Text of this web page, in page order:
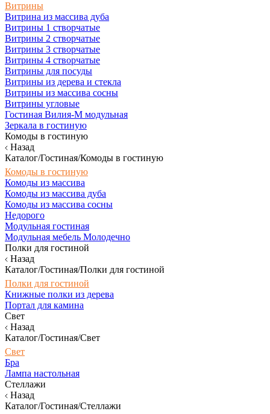
Витрины
Витрина из массива дуба
Витрины 1 створчатые
Витрины 2 створчатые
Витрины 3 створчатые
Витрины 4 створчатые
Витрины для посуды
Витрины из дерева и стекла
Витрины из массива сосны
Витрины угловые
Гостиная Вилия-М модульная
Зеркала в гостиную
Комоды в гостиную
Назад
Каталог/Гостиная/Комоды в гостиную
Комоды в гостиную
Комоды из массива
Комоды из массива дуба
Комоды из массива сосны
Недорого
Модульная гостиная
Модульная мебель Молодечно
Полки для гостиной
Назад
Каталог/Гостиная/Полки для гостиной
Полки для гостиной
Книжные полки из дерева
Портал для камина
Свет
Назад
Каталог/Гостиная/Свет
Свет
Бра
Лампа настольная
Стеллажи
Назад
Каталог/Гостиная/Стеллажи